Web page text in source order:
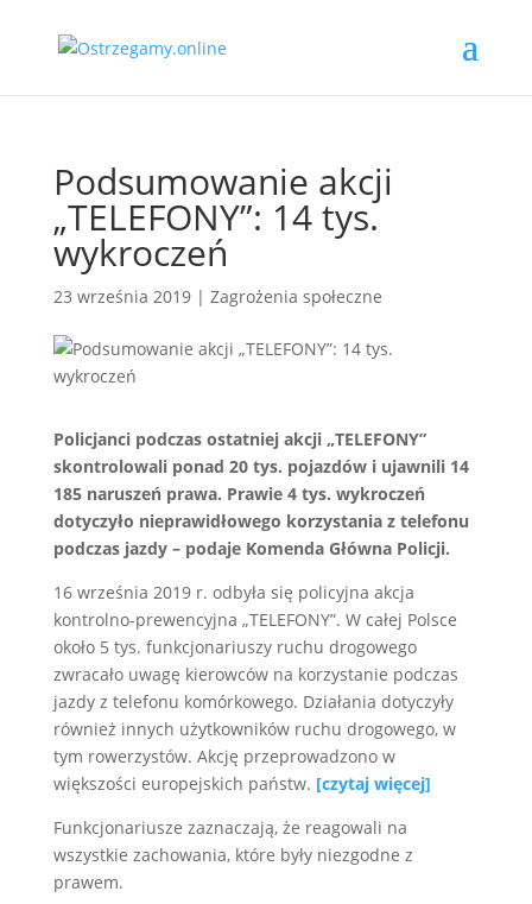
Podsumowanie akcji
„TELEFONY”: 14 tys.
wykroczeń
23 września 2019| Zagrożenia społeczne
Policjanci podczas ostatniej akcji „TELEFONY”
skontrolowali ponad 20 tys. pojazdów i ujawnili 14
185 naruszeń prawa. Prawie 4 tys. wykroczeń
dotyczyło nieprawidłowego korzystania z telefonu
podczas jazdy – podaje Komenda Główna Policji.
16 września 2019 r. odbyła się policyjna akcja
kontrolno-prewencyjna „TELEFONY”. W całej Polsce
około 5 tys. funkcjonariuszy ruchu drogowego
zwracało uwagę kierowców na korzystanie podczas
jazdy z telefonu komórkowego. Działania dotyczyły
również innych użytkowników ruchu drogowego, w
tym rowerzystów. Akcję przeprowadzono w
większości europejskich państw. [czytaj więcej]
Funkcjonariusze zaznaczają, że reagowali na
wszystkie zachowania, które były niezgodne z
prawem.